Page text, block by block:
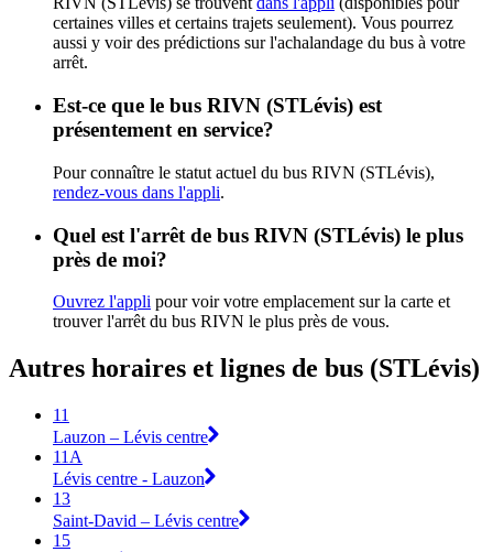
certaines villes et certains trajets seulement). Vous pourrez
aussi y voir des prédictions sur l'achalandage du bus à votre
arrêt.
Est-ce que le bus RIVN (STLévis) est
présentement en service?
Pour connaître le statut actuel du bus RIVN (STLévis),
rendez-vous dans l'appli.
Quel est l'arrêt de bus RIVN (STLévis) le plus
près de moi?
Ouvrez l'appli pour voir votre emplacement sur la carte et
trouver l'arrêt du bus RIVN le plus près de vous.
Autres horaires et lignes de bus (STLévis)
11
Lauzon – Lévis centre
11A
Lévis centre - Lauzon
13
Saint-David – Lévis centre
15